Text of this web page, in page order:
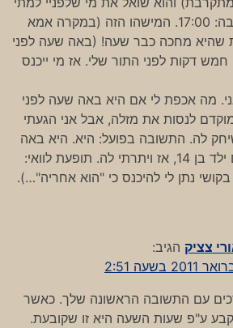
התור שלו. התשובה: 17:00. המישהו הזה (במקרה אמא
שהיא מחכה כבר שעה! (באה שעה לפני
חמש דקות לפני התור שלי. אז מי ייכנס
מה אכפת לי אם היא באה שעה לפני
לנסות את מזלה, אבל אני הגעתי
לה. התשובה בפועל: היא. היא באה
עם תינוק ואני עם ילד בן 14, אז ויתרתי לה. תופעת לוואי:
צציק הגיב:
עם התשובה הראשונה שלך. כאשר
ע"פ שעות השעה היא זו שקובעת.